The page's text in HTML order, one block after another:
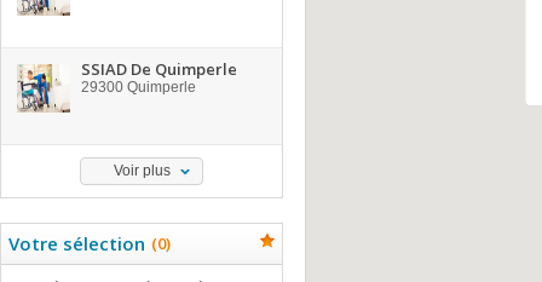
SSIAD De Quimperle
29300 Quimperle
Voir plus
Votre sélection (0)